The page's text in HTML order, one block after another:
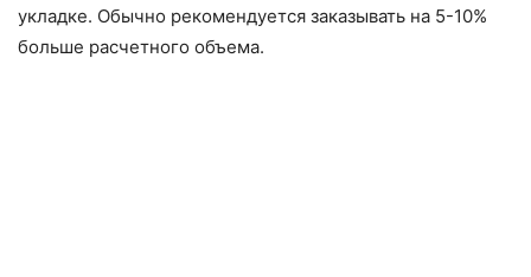
укладке. Обычно рекомендуется заказывать на 5-10%
больше расчетного объема.